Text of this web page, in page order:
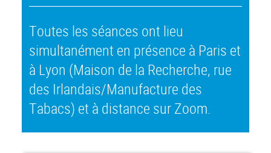
Toutes les séances ont lieu
simultanément en présence à Paris et
à Lyon (Maison de la Recherche, rue
des Irlandais/Manufacture des
Tabacs) et à distance sur Zoom.